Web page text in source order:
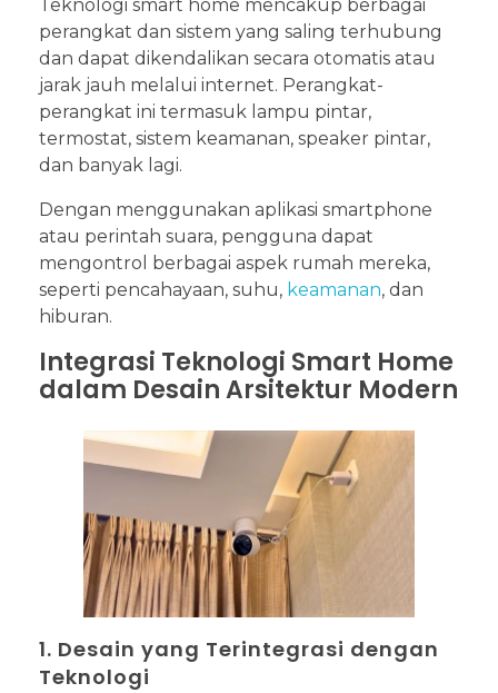
Teknologi smart home mencakup berbagai
perangkat dan sistem yang saling terhubung
dan dapat dikendalikan secara otomatis atau
jarak jauh melalui internet. Perangkat-
perangkat ini termasuk lampu pintar,
termostat, sistem keamanan, speaker pintar,
dan banyak lagi.
Dengan menggunakan aplikasi smartphone
atau perintah suara, pengguna dapat
mengontrol berbagai aspek rumah mereka,
seperti pencahayaan, suhu, keamanan, dan
hiburan.
Integrasi Teknologi Smart Home
dalam Desain Arsitektur Modern
1. Desain yang Terintegrasi dengan
Teknologi